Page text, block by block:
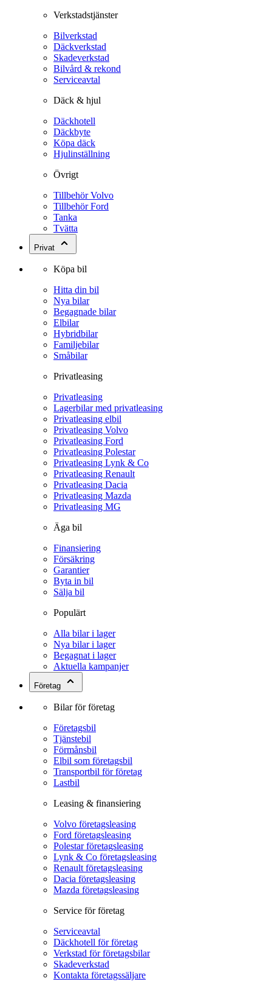
Verkstadstjänster
Bilverkstad
Däckverkstad
Skadeverkstad
Bilvård & rekond
Serviceavtal
Däck & hjul
Däckhotell
Däckbyte
Köpa däck
Hjulinställning
Övrigt
Tillbehör Volvo
Tillbehör Ford
Tanka
Tvätta
Privat
Köpa bil
Hitta din bil
Nya bilar
Begagnade bilar
Elbilar
Hybridbilar
Familjebilar
Småbilar
Privatleasing
Privatleasing
Lagerbilar med privatleasing
Privatleasing elbil
Privatleasing Volvo
Privatleasing Ford
Privatleasing Polestar
Privatleasing Lynk & Co
Privatleasing Renault
Privatleasing Dacia
Privatleasing Mazda
Privatleasing MG
Äga bil
Finansiering
Försäkring
Garantier
Byta in bil
Sälja bil
Populärt
Alla bilar i lager
Nya bilar i lager
Begagnat i lager
Aktuella kampanjer
Företag
Bilar för företag
Företagsbil
Tjänstebil
Förmånsbil
Elbil som företagsbil
Transportbil för företag
Lastbil
Leasing & finansiering
Volvo företagsleasing
Ford företagsleasing
Polestar företagsleasing
Lynk & Co företagsleasing
Renault företagsleasing
Dacia företagsleasing
Mazda företagsleasing
Service för företag
Serviceavtal
Däckhotell för företag
Verkstad för företagsbilar
Skadeverkstad
Kontakta företagssäljare